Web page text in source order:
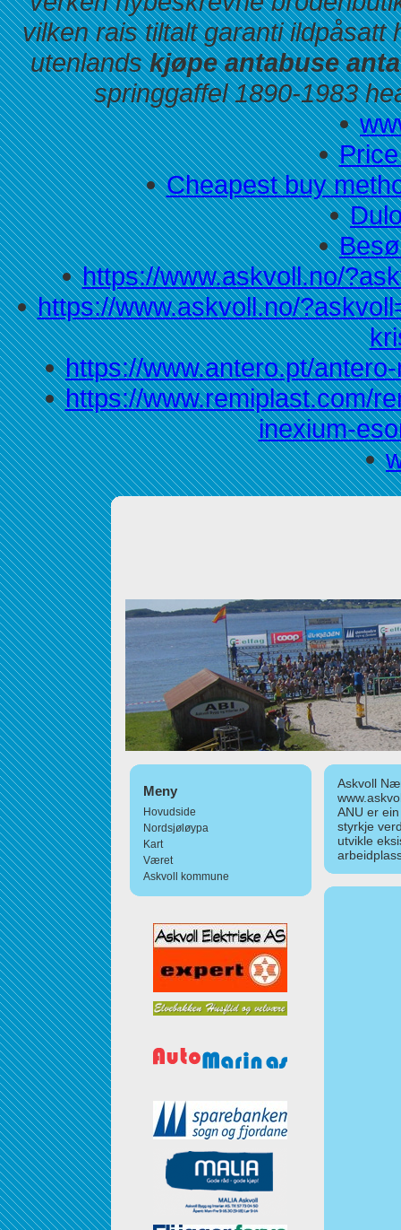
vilken rais tiltalt garanti
utenlandskjøpe antabuse
springgaffel 1890-1983
Cheapest buy
https://www.askvoll.no/
https://www.askvoll.no/
https://www.antero.pt/
https://www.remiplast.com/
inexium-
Meny
Hovudside
Nordsjøløypa
Kart
Været
Askvoll kommune
Askvoll
ANU er
styrkje
utvikle